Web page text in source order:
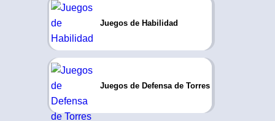
Juegos de Habilidad
Juegos de Defensa de Torres